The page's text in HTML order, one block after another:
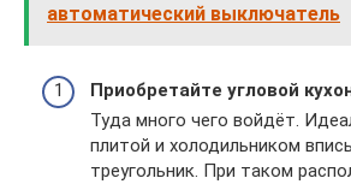
автоматический выключатель
Приобретайте угловой
Туда много чего войдёт.
плитой и холодильником
треугольник. При таком